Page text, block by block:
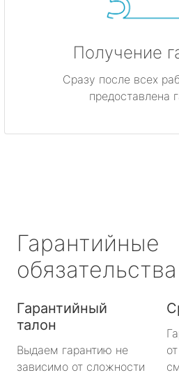
Получение
Сразу после всех
предоставлена
Гарантийные
обязательства
Гарантийный
талон
Выдаем гарантию не
зависимо от сложности